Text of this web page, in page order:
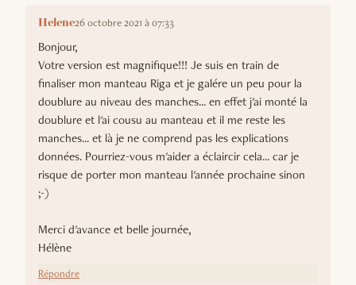
Helene26 octobre 2021 à 07:33
Bonjour,
Votre version est magnifique!!! Je suis en train de
finaliser mon manteau Riga et je galére un peu pour la
doublure au niveau des manches... en effet j'ai monté la
doublure et l'ai cousu au manteau et il me reste les
manches... et là je ne comprend pas les explications
données. Pourriez-vous m'aider a éclaircir cela... car je
risque de porter mon manteau l'année prochaine sinon
;-)
Merci d'avance et belle journée,
Hélène
Répondre